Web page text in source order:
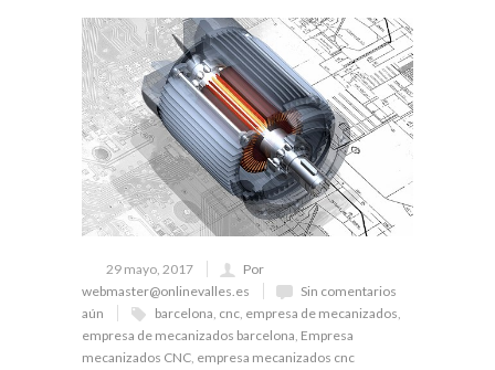
29 mayo, 2017
Por
webmaster@onlinevalles.es
Sin comentarios
aún
barcelona, cnc, empresa de mecanizados,
empresa de mecanizados barcelona, Empresa
mecanizados CNC, empresa mecanizados cnc